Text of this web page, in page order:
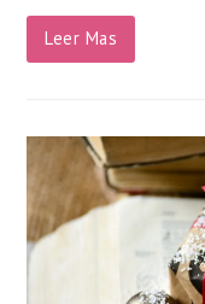
Leer Mas